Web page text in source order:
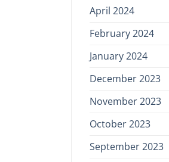
April 2024
February 2024
January 2024
December 2023
November 2023
October 2023
September 2023